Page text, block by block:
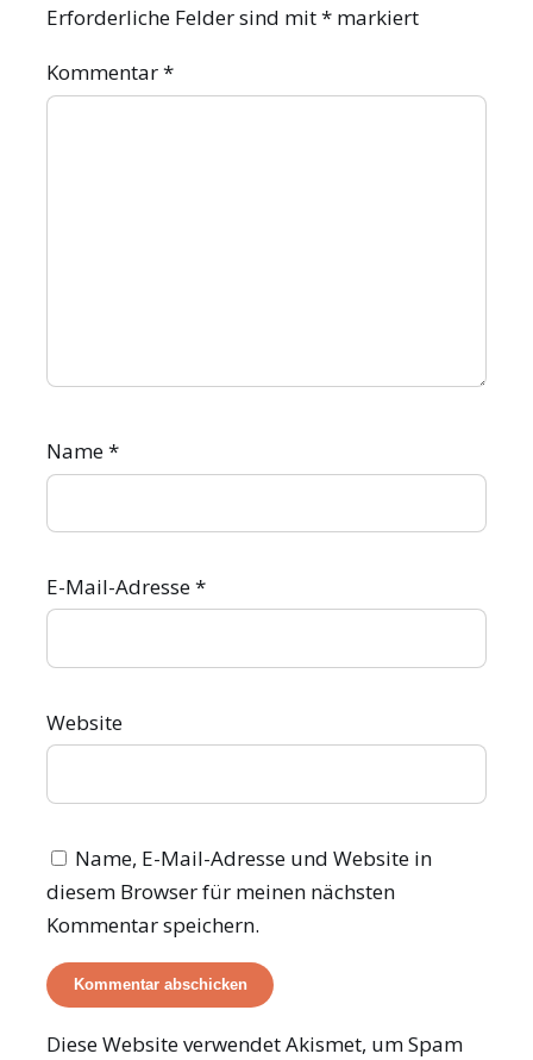
Erforderliche Felder sind mit* markiert
Kommentar*
Name*
E-Mail-Adresse*
Website
Name, E-Mail-Adresse und Website in
diesem Browser für meinen nächsten
Kommentar speichern.
Diese Website verwendet Akismet, um Spam